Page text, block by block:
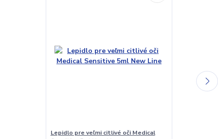
Lepidlo pre veľmi citlivé oči Medical